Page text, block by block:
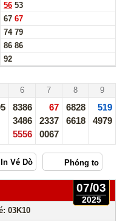
56 53
67 67
74 79
86 86
92
6 7 8 9
8386
3486
5556
67
2337
0067
6828
6618
519
4979
07/03
2025
03K10